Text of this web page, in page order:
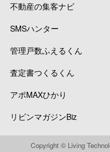
不動産の集客ナビ
SMSハンター
管理戸数ふえるくん
査定書つくるくん
アポMAXひかり
リビンマガジンBiz
Copyright © Living